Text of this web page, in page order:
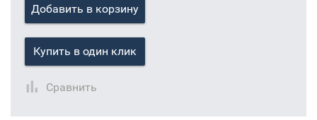
Добавить в корзину
Купить в один клик
Сравнить